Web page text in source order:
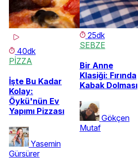
40dk
PİZZA
İşte Bu Kadar
Kolay:
Öykü'nün Ev
Yapımı Pizzası
Yasemin
Gürsürer
25dk
SEBZE
Bir Anne
Klasiği: Fırında
Kabak Dolması
Gökçen
Mutaf